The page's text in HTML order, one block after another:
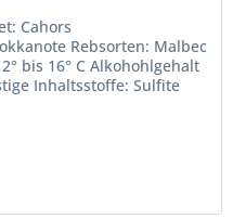
Cahors
Rebsorten: Malbec
bis 16° C Alkohohlgehalt
Inhaltsstoffe: Sulfite